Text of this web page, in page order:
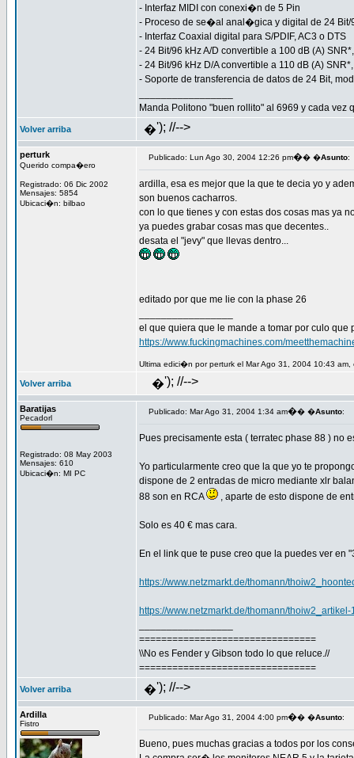
- Interfaz MIDI con conexi�n de 5 Pin
- Proceso de se�al anal�gica y digital de 24 Bit/
- Interfaz Coaxial digital para S/PDIF, AC3 o DTS
- 24 Bit/96 kHz A/D convertible a 100 dB (A)
- 24 Bit/96 kHz D/A convertible a 110 dB (A)
- Soporte de transferencia de datos de 24 Bit,
Manda Politono "buen rollito" al 6969 y cada
Volver arriba �'); //-->
perturk
Querido compa�ero
Registrado: 06 Dic 2002
Mensajes: 5854
Ubicaci�n: bilbao
Publicado: Lun Ago 30, 2004 12:26 pm�� �Asunto:
ardilla, esa es mejor que la que te decia yo y
son buenos cacharros.
con lo que tienes y con estas dos cosas mas ya
ya puedes grabar cosas mas que decentes..
desata el "jevy" que llevas dentro...
editado por que me lie con la phase 26
el que quiera que le mande a tomar por culo que
https://www.fuckingmachines.com/
Ultima edici�n por perturk el Mar Ago 31, 2004 10:43 am,
Volver arriba �'); //-->
Baratijas
Pecadorl
Registrado: 08 May 2003
Mensajes: 610
Ubicaci�n: MI PC
Publicado: Mar Ago 31, 2004 1:34 am�� �Asunto:
Pues precisamente esta ( terratec phase 88 ) no
Yo particularmente creo que la que yo te
dispone de 2 entradas de micro mediante xlr
88 son en RCA
, aparte de esto dispone de
Solo es 40 € mas cara.
En el link que te puse creo que la puedes ver en
https://www.netzmarkt.de/thomann/
https://www.netzmarkt.de/thomann/
================================
\\No es Fender y Gibson todo lo que reluce.//
================================
Volver arriba �'); //-->
Ardilla
Fistro
Publicado: Mar Ago 31, 2004 4:00 pm�� �Asunto:
Bueno, pues muchas gracias a todos por los